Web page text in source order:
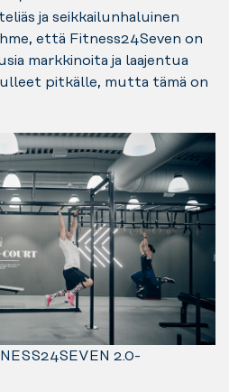
ja seikkailunhaluinen
että Fitness24Seven on
markkinoita ja laajentua
pitkälle, mutta tämä on
2.0-